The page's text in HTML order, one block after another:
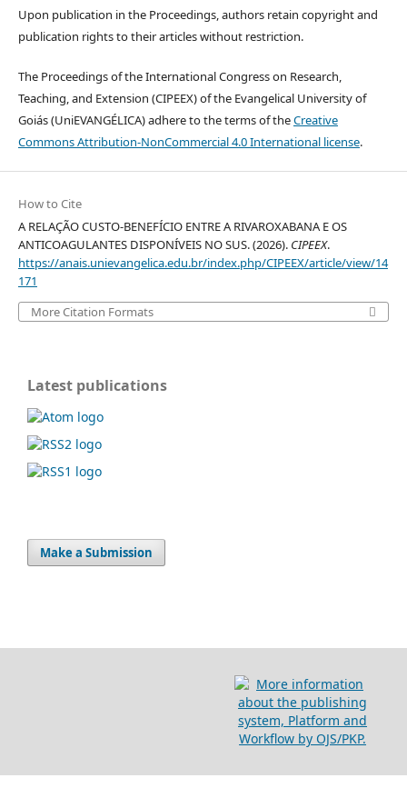
Upon publication in the Proceedings, authors retain copyright and
publication rights to their articles without restriction.
The Proceedings of the International Congress on Research,
Teaching, and Extension (CIPEEX) of the Evangelical University of
Goiás (UniEVANGÉLICA) adhere to the terms of theCreative
Commons Attribution-NonCommercial 4.0 International license.
How to Cite
A RELAÇÃO CUSTO-BENEFÍCIO ENTRE A RIVAROXABANA E OS
ANTICOAGULANTES DISPONÍVEIS NO SUS. (2026). CIPEEX.
https://anais.unievangelica.edu.br/index.php/CIPEEX/article/view/14
171
More Citation Formats
Latest publications
Make a Submission